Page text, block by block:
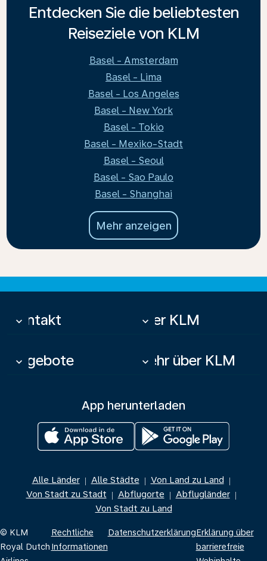
Entdecken Sie die beliebtesten
Reiseziele von KLM
Basel - Amsterdam
Basel - Lima
Basel - Los Angeles
Basel - New York
Basel - Tokio
Basel - Mexiko-Stadt
Basel - Seoul
Basel - Sao Paulo
Basel - Shanghai
Mehr anzeigen
Kontakt
keyboard_arrow_down Über KLM
keyboard_arrow_down
Angebote
keyboard_arrow_down Mehr über KLM
keyboard_arrow_down
App herunterladen
Alle Länder | Alle Städte | Von Land zu Land |
Von Stadt zu Stadt | Abflugorte | Abflugländer |
Von Stadt zu Land
© KLM
Royal Dutch
Rechtliche
Informationen
DatenschutzerklärungErklärung über
barrierefreie